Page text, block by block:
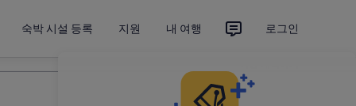
숙박 시설 등록 지원 내 여행 로그인